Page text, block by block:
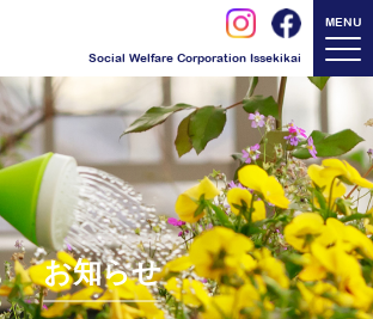
Social Welfare Corporation Issekikai
MENU
お知らせ